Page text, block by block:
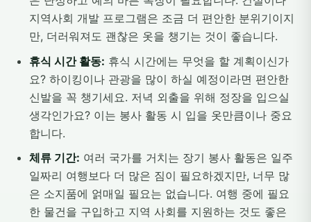
지역사회 개발 프로그램은 조금 더 편안한 분위기이지
만, 더러워져도 괜찮은 옷을 챙기는 것이 좋습니다.
휴식 시간 활동: 휴식 시간에는 무엇을 할 계획이신가
요? 하이킹이나 관광을 많이 하실 예정이라면 편안한
신발을 꼭 챙기세요. 저녁 외출을 위해 정장을 입으실
생각인가요? 이는 봉사 활동 시 입을 옷만큼이나 중요
합니다.
체류 기간: 여러 국가를 거치는 장기 봉사 활동은 일주
일짜리 여행보다 더 많은 짐이 필요하겠지만, 너무 많
은 소지품에 얽매일 필요는 없습니다. 여행 중에 필요
한 물건을 구입하고 지역 사회를 지원하는 것도 좋은